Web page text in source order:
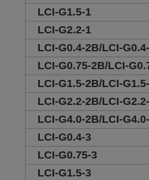
LCI-G1.5-1
LCI-G2.2-1
LCI-G0.4-2B/LCI-
LCI-G0.75-2B/LCI-
LCI-G1.5-2B/LCI-
LCI-G2.2-2B/LCI-
LCI-G4.0-2B/LCI-
LCI-G0.4-3
LCI-G0.75-3
LCI-G1.5-3